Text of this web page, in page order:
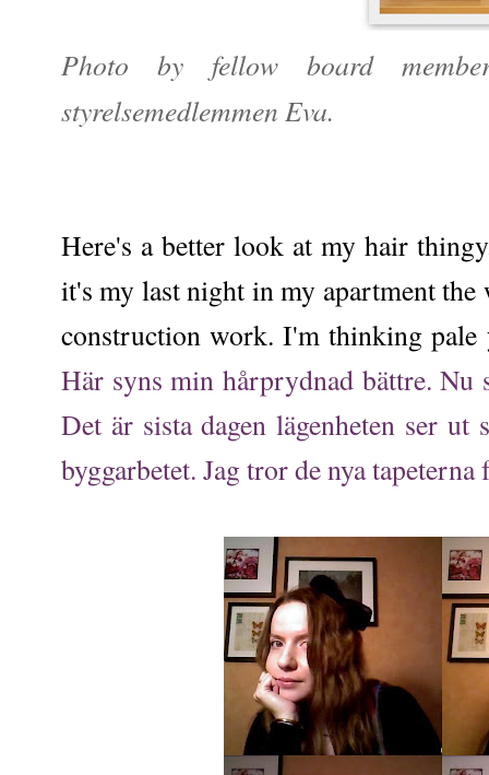
Photo by fellow board
styrelsemedlemmen Eva.
Here's a better look at my hair
it's my last night in my apartment
construction work. I'm thinking
Här syns min hårprydnad bättre. Nu
Det är sista dagen lägenheten ser
byggarbetet. Jag tror de nya